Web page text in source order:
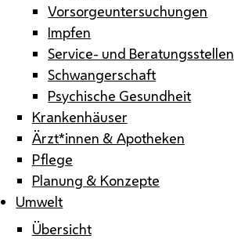
Vorsorgeuntersuchungen
Impfen
Service- und Beratungsstellen
Schwangerschaft
Psychische Gesundheit
Krankenhäuser
Ärzt*innen & Apotheken
Pflege
Planung & Konzepte
Umwelt
Übersicht